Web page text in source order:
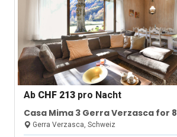
Ab CHF 213 pro Nacht
Casa Mima 3 Gerra Verzasca for 8
Gerra Verzasca, Schweiz